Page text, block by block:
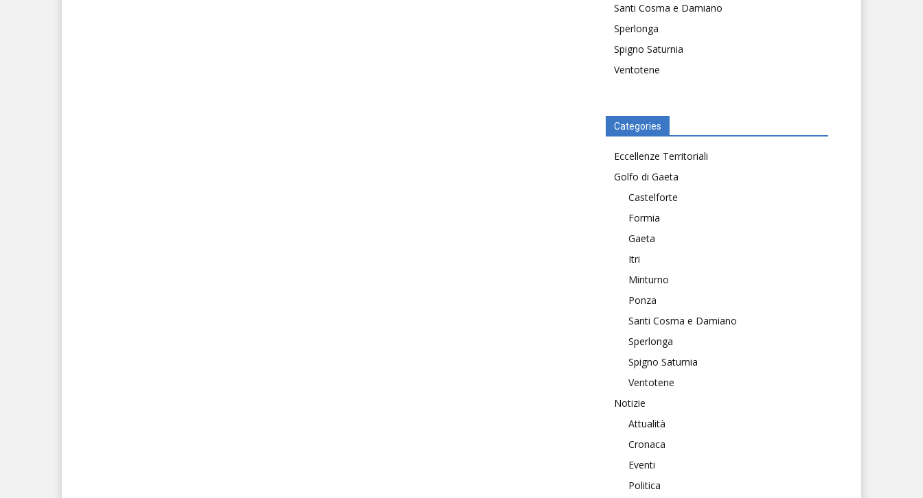
Santi Cosma e Damiano
Sperlonga
Spigno Saturnia
Ventotene
Categories
Eccellenze Territoriali
Golfo di Gaeta
Castelforte
Formia
Gaeta
Itri
Minturno
Ponza
Santi Cosma e Damiano
Sperlonga
Spigno Saturnia
Ventotene
Notizie
Attualità
Cronaca
Eventi
Politica